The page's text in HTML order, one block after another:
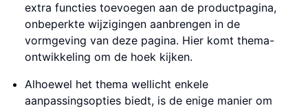
extra functies toevoegen aan de productpagina,
onbeperkte wijzigingen aanbrengen in de
vormgeving van deze pagina. Hier komt thema-
ontwikkeling om de hoek kijken.
Alhoewel het thema wellicht enkele
aanpassingsopties biedt, is de enige manier om